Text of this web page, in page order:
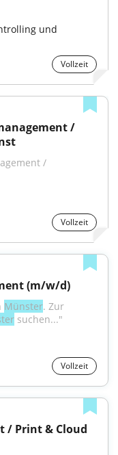
und
Vollzeit
/
/
Vollzeit
(m/w/d)
Münster. Zur
suchen..."
Vollzeit
/ Print & Cloud